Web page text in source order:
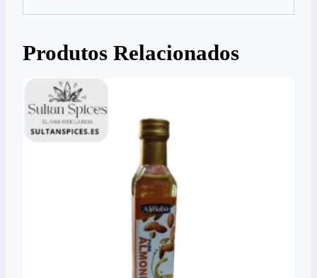
Produtos Relacionados